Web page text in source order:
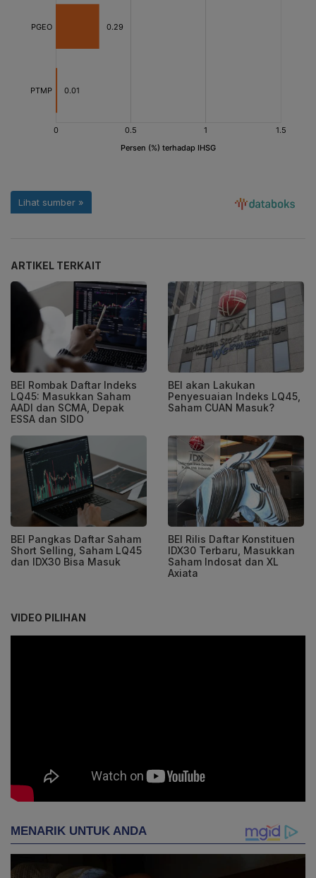
ARTIKEL TERKAIT
BEI Rombak Daftar Indeks
LQ45: Masukkan Saham
AADI dan SCMA, Depak
ESSA dan SIDO
BEI akan Lakukan
Penyesuaian Indeks LQ45,
Saham CUAN Masuk?
BEI Pangkas Daftar Saham
Short Selling, Saham LQ45
dan IDX30 Bisa Masuk
BEI Rilis Daftar Konstituen
IDX30 Terbaru, Masukkan
Saham Indosat dan XL
Axiata
VIDEO PILIHAN